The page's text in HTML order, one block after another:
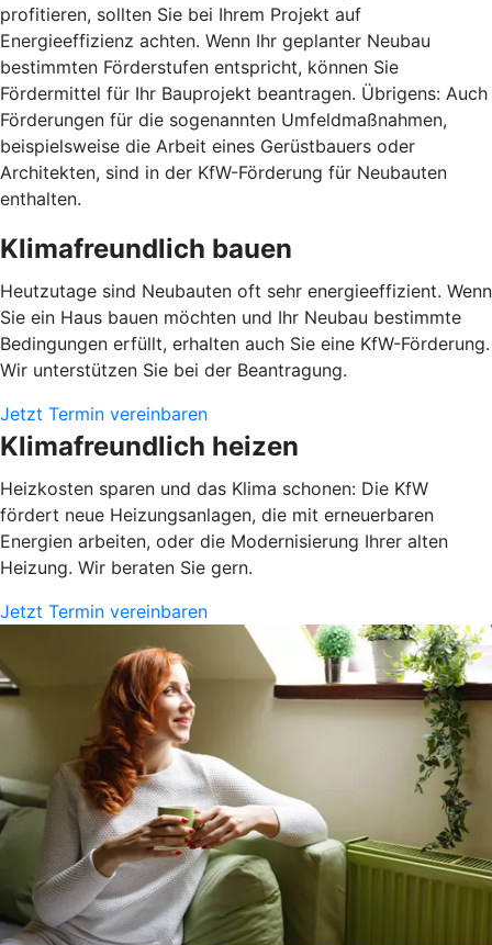
profitieren, sollten Sie bei Ihrem Projekt auf
Energieeffizienz achten. Wenn Ihr geplanter Neubau
bestimmten Förderstufen entspricht, können Sie
Fördermittel für Ihr Bauprojekt beantragen. Übrigens: Auch
Förderungen für die sogenannten Umfeldmaßnahmen,
beispielsweise die Arbeit eines Gerüstbauers oder
Architekten, sind in der KfW-Förderung für Neubauten
enthalten.
Klimafreundlich bauen
Heutzutage sind Neubauten oft sehr energieeffizient. Wenn
Sie ein Haus bauen möchten und Ihr Neubau bestimmte
Bedingungen erfüllt, erhalten auch Sie eine KfW-Förderung.
Wir unterstützen Sie bei der Beantragung.
Jetzt Termin vereinbaren
Klimafreundlich heizen
Heizkosten sparen und das Klima schonen: Die KfW
fördert neue Heizungsanlagen, die mit erneuerbaren
Energien arbeiten, oder die Modernisierung Ihrer alten
Heizung. Wir beraten Sie gern.
Jetzt Termin vereinbaren